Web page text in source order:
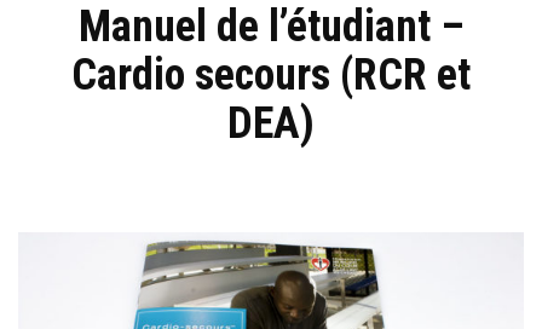
Manuel de l’étudiant –
Cardio secours (RCR et
DEA)